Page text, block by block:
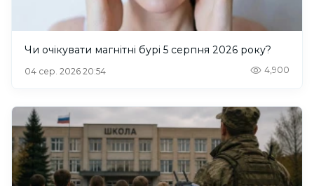
Чи очікувати магнітні бурі 5 серпня 2026 року?
04 сер. 2026 20:54 4,900